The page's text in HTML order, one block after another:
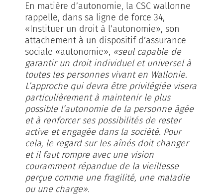
En matière d’autonomie, la CSC wallonne
rappelle, dans sa ligne de force 34,
«Instituer un droit à l’autonomie», son
attachement à un dispositif d’assurance
sociale «autonomie», «seul capable de
garantir un droit individuel et universel à
toutes les personnes vivant en Wallonie.
L’approche qui devra être privilégiée visera
particulièrement à maintenir le plus
possible l’autonomie de la personne âgée
et à renforcer ses possibilités de rester
active et engagée dans la société. Pour
cela, le regard sur les aînés doit changer
et il faut rompre avec une vision
couramment répandue de la vieillesse
perçue comme une fragilité, une maladie
ou une charge».